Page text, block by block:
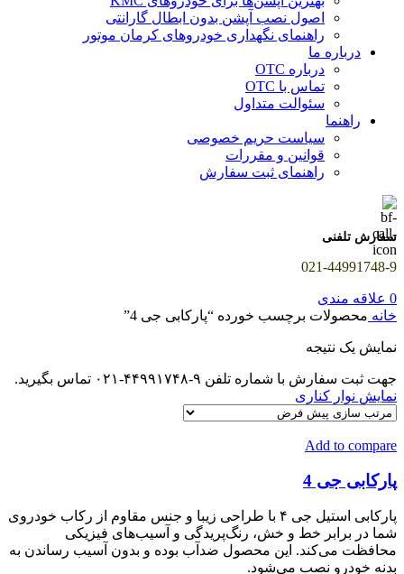
اصول نصب آپشن بدون ابطال گارانتی
راهنمای نگهداری خودروهای کرمان موتور
درباره ما
درباره OTC
تماس با OTC
سئوالت متداول
راهنما
سیاست حریم خصوصی
قوانین و مقررات
راهنمای ثبت سفارش
سفارش تلفنی
021-44991748-9
0 علاقه مندی
خانه محصولات برچسب خورده “پارکابی جی 4”
نمایش یک نتیجه
جهت ثبت سفارش با شماره تلفن ۹-۴۴۹۹۱۷۴۸-۰۲۱ تماس بگیرید.
نمایش نوار کناری
Add to compare
پارکابی جی 4
پارکابی استیل جی ۴ با طراحی زیبا و جنس مقاوم از رکاب خودروی
شما در برابر خط و خش، رنگ‌پریدگی و آسیب‌های فیزیکی
محافظت می‌کند. این محصول ضدآب بوده و بدون آسیب رساندن به
بدنه خودرو نصب می‌شود.